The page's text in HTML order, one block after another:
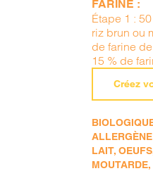
FARINE :
Étape 1 :
riz brun ou
de farine
15 % de
Créez
LAIT,